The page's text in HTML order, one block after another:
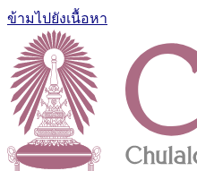
ข้ามไปยังเนื้อหา